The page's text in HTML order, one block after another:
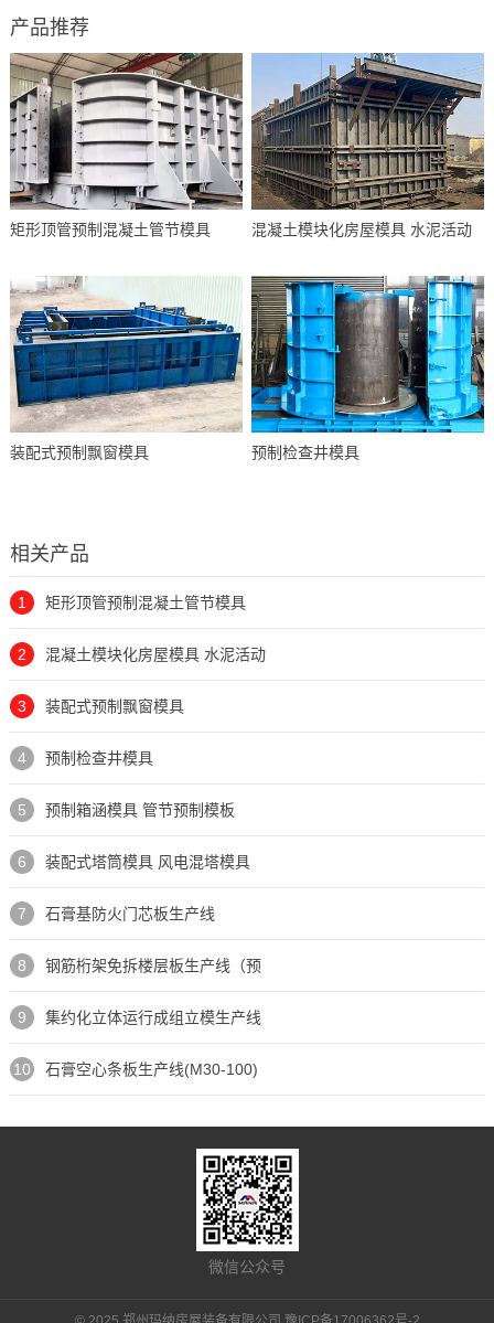
产品推荐
矩形顶管预制混凝土管节模具 混凝土模块化房屋模具 水泥活动
装配式预制飘窗模具 预制检查井模具
相关产品
1 矩形顶管预制混凝土管节模具
2 混凝土模块化房屋模具 水泥活动
3 装配式预制飘窗模具
4 预制检查井模具
5 预制箱涵模具 管节预制模板
6 装配式塔筒模具 风电混塔模具
7 石膏基防火门芯板生产线
8 钢筋桁架免拆楼层板生产线（预
9 集约化立体运行成组立模生产线
10 石膏空心条板生产线(M30-100)
微信公众号